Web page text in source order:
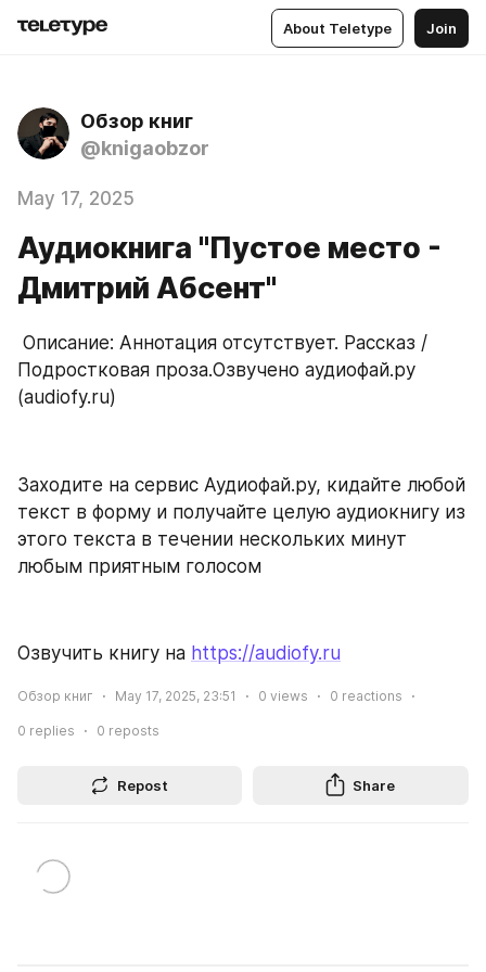
About Teletype Join
Обзор книг
@knigaobzor
May 17, 2025
Аудиокнига "Пустое место -
Дмитрий Абсент"
Подростковая проза.Озвучено аудиофай.ру
(audiofy.ru)
Заходите на сервис Аудиофай.ру, кидайте любой
текст в форму и получайте целую аудиокнигу из
этого текста в течении нескольких минут
любым приятным голосом
Озвучить книгу на https://audiofy.ru
Обзор книг May 17, 2025, 23:51 0 views 0 reactions
0 replies 0 reposts
Repost Share